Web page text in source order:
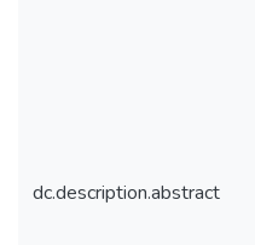
dc.description.abstract